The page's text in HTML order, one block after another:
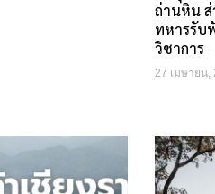
ถ่านหิน
ทหารรับ
วิชาการ
27 เมษายน,